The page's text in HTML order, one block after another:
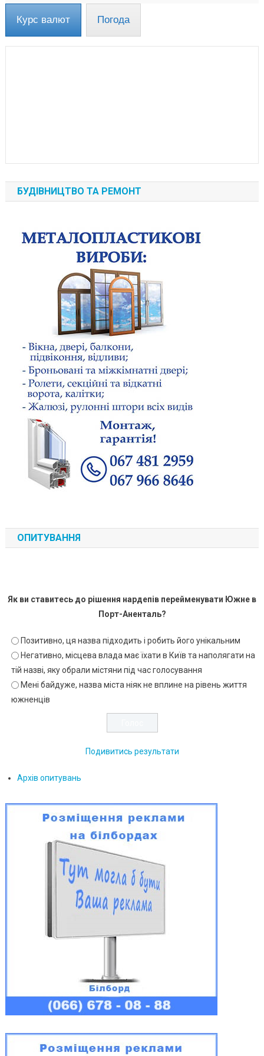
Курс валют Погода
БУДІВНИЦТВО ТА РЕМОНТ
ОПИТУВАННЯ
Як ви ставитесь до рішення нардепів перейменувати Южне в
Порт-Аненталь?
Позитивно, ця назва підходить і робить його унікальним
Негативно, місцева влада має їхати в Київ та наполягати на
тій назві, яку обрали містяни під час голосування
Мені байдуже, назва міста ніяк не вплине на рівень життя
южненців
Подивитись результати
Архів опитувань